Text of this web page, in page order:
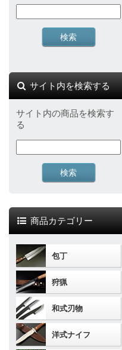
サイト内を検索する
サイト内の商品を検索す
る
商品カテゴリー
包丁
狩猟
和式刃物
洋式ナイフ